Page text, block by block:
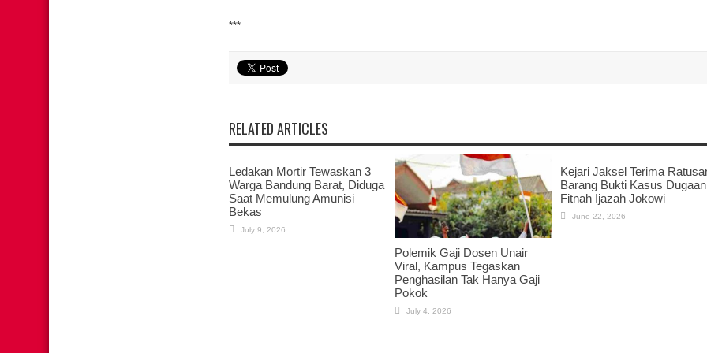
***
RELATED ARTICLES
Ledakan Mortir Tewaskan 3
Warga Bandung Barat, Diduga
Saat Memulung Amunisi
Bekas
July 9, 2026
Polemik Gaji Dosen Unair
Viral, Kampus Tegaskan
Penghasilan Tak Hanya Gaji
Pokok
July 4, 2026
Kejari Jaksel Terima
Barang Bukti Kasus Dugaan
Fitnah Ijazah Jokowi
June 22, 2026